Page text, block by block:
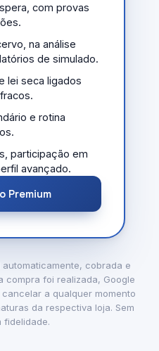
com provas
na análise
de simulado.
lei seca ligados
e rotina
participação em
avançado.
Premium
cobrada e
compra foi realizada, Google
a qualquer momento
da respectiva loja. Sem
fidelidade.